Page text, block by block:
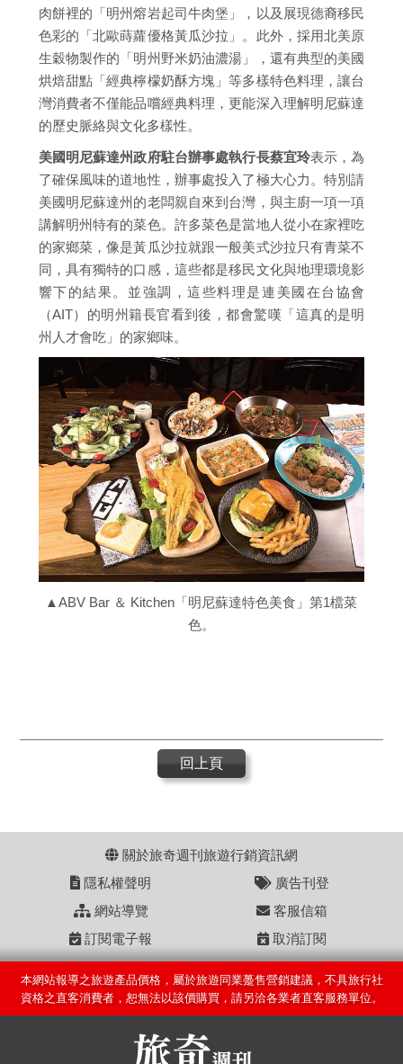
肉餅裡的「明州熔岩起司牛肉堡」，以及展現德裔移民
色彩的「北歐蒔蘿優格黃瓜沙拉」。此外，採用北美原
生穀物製作的「明州野米奶油濃湯」，還有典型的美國
烘焙甜點「經典檸檬奶酥方塊」等多樣特色料理，讓台
灣消費者不僅能品嚐經典料理，更能深入理解明尼蘇達
的歷史脈絡與文化多樣性。
美國明尼蘇達州政府駐台辦事處執行長蔡宜玲表示，為
了確保風味的道地性，辦事處投入了極大心力。特別請
美國明尼蘇達州的老闆親自來到台灣，與主廚一項一項
講解明州特有的菜色。許多菜色是當地人從小在家裡吃
的家鄉菜，像是黃瓜沙拉就跟一般美式沙拉只有青菜不
同，具有獨特的口感，這些都是移民文化與地理環境影
響下的結果。並強調，這些料理是連美國在台協會
（AIT）的明州籍長官看到後，都會驚嘆「這真的是明
州人才會吃」的家鄉味。
▲ABV Bar ＆ Kitchen「明尼蘇達特色美食」第1檔菜
色。
回上頁
關於旅奇週刊旅遊行銷資訊網
隱私權聲明
廣告刊登
網站導覽
客服信箱
訂閱電子報
取消訂閱
本網站報導之旅遊產品價格，屬於旅遊同業躉售營銷建議，不具旅行社
資格之直客消費者，恕無法以該價購買，請另洽各業者直客服務單位。